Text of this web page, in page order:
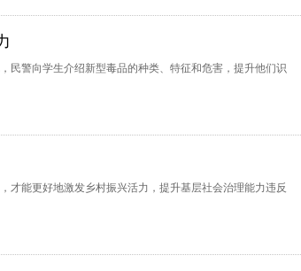
警向学生介绍新型毒品的种类、特征和危害，提升他们识
才能更好地激发乡村振兴活力，提升基层社会治理能力违反